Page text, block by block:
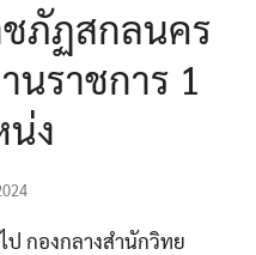
ภัฏสกลนคร
นราชการ 1
ง
ป กองกลางสำนักวิทย